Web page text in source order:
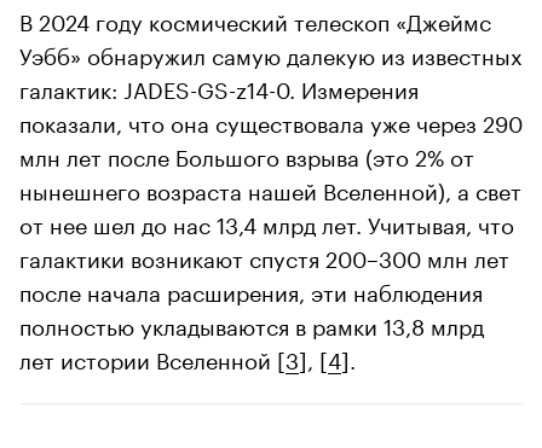
В 2024 году космический телескоп «Джеймс
Уэбб» обнаружил самую далекую из известных
галактик: JADES-GS-z14-0. Измерения
показали, что она существовала уже через 290
млн лет после Большого взрыва (это 2% от
нынешнего возраста нашей Вселенной), а свет
от нее шел до нас 13,4 млрд лет. Учитывая, что
галактики возникают спустя 200–300 млн лет
после начала расширения, эти наблюдения
полностью укладываются в рамки 13,8 млрд
лет истории Вселенной [3], [4].